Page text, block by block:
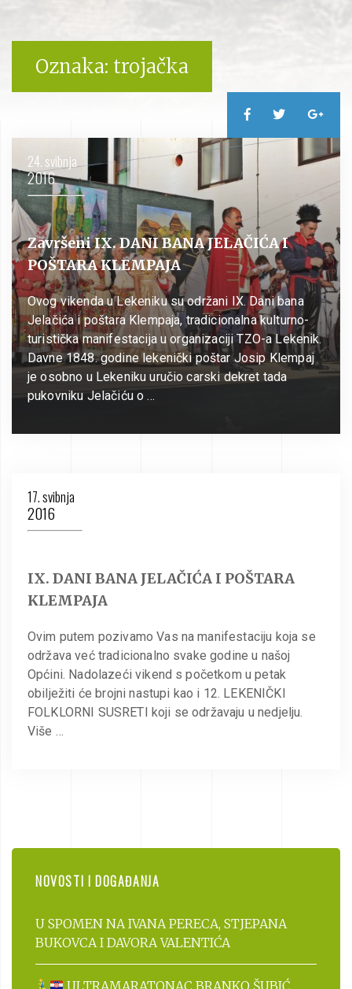
Oznaka: trojačka
24. svibnja
2016
Završeni IX. DANI BANA JELAČIĆA I
POŠTARA KLEMPAJA
Ovog vikenda u Lekeniku su održani IX. Dani bana
Jelačića i poštara Klempaja, tradicionalna kulturno-
turistička manifestacija u organizaciji TZO-a Lekenik.
Davne 1848. godine lekenički poštar Josip Klempaj
je osobno u Lekeniku uručio carski dekret tada
pukovniku Jelačiću o …
17. svibnja
2016
IX. DANI BANA JELAČIĆA I POŠTARA
KLEMPAJA
Ovim putem pozivamo Vas na manifestaciju koja se
održava već tradicionalno svake godine u našoj
Općini. Nadolazeći vikend s početkom u petak
obilježiti će brojni nastupi kao i 12. LEKENIČKI
FOLKLORNI SUSRETI koji se održavaju u nedjelju.
Više …
NOVOSTI I DOGAĐANJA
U SPOMEN NA IVANA PERECA, STJEPANA
BUKOVCA I DAVORA VALENTIĆA
ULTRAMARATONAC BRANKO ŠUBIĆ